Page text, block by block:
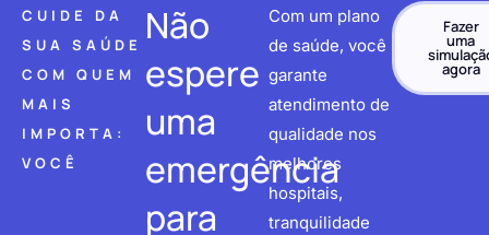
CUIDE DA
SUA SAÚDE
COM QUEM
MAIS
IMPORTA:
VOCÊ
Não
espere
uma
emergência
para
Com um plano
de saúde, você
garante
atendimento de
qualidade nos
melhores
hospitais,
tranquilidade
Fazer
uma
agora